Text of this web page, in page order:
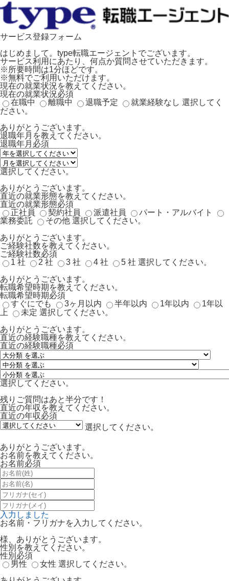
サービス登録フォーム
はじめまして。type転職エージェントでございます。
サービス利用にあたり、何点か質問させていただきます。
※所要時間は1分ほどです。
※無料でご利用いただけます。
現在の就業状況を教えてください。
現在の就業状況必須
在職中
離職中 退職予定 就業経験なし 選択してく
ださい。
ありがとうございます。
退職年月を教えてください。
退職年月 必須
選択してください。
ありがとうございます。
直近の就業形態を教えてください。
直近の就業形態必須
正社員
契約社員 派遣社員
パート・アルバイト
業務委託
その他 選択してください。
ありがとうございます。
ご経験社数を教えてください。
ご経験社数必須
1 社
2 社 3 社 4 社 5 社 選択してください。
ありがとうございます。
転職希望時期を教えてください。
転職希望時期必須
すぐにでも
3ヶ月以内 半年以内 1年以内
1年以
上
未定 選択してください。
ありがとうございます。
直近の経験職種を教えてください。
直近の経験職種必須
選択してください。
残りご質問はあと半分です！
直近の年収を教えてください。
直近の年収必須
選択してください。
ありがとうございます。
お名前を教えてください。
お名前必須
入力しました
お名前・フリガナを入力してください。
様、ありがとうございます。
性別を教えてください。
性別 必須
男性
女性 選択してください。